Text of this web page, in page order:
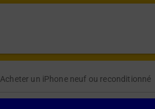
Acheter un iPhone neuf ou reconditionné